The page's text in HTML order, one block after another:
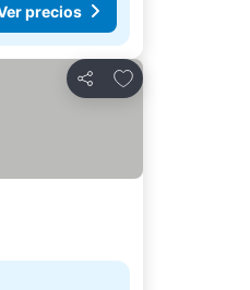
precios
Compartir
Añadir a favoritos